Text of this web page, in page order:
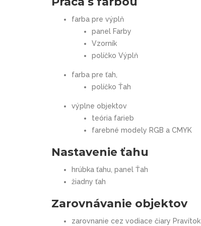
farba pre výplň
panel Farby
Vzorník
políčko Výplň
farba pre ťah,
políčko Ťah
výplne objektov
teória farieb
farebné modely RGB a CMYK
Nastavenie ťahu
hrúbka ťahu, panel Ťah
žiadny ťah
Zarovnávanie objektov
zarovnanie cez vodiace čiary Pravítok